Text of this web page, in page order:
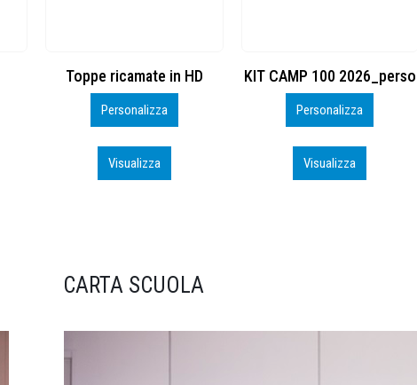
KIT CAMP 100 2026_perso
Personalizza
Visualizza
BSK600 – 5139960
Personalizza
Visualizza
CARTA SCUOLA